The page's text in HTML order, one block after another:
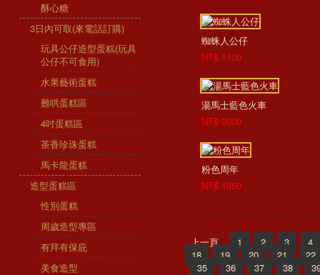
酥心糖
3日內可取(來電話訂購)
玩具公仔造型蛋糕(玩具
公仔不可食用)
水果藝術蛋糕
難哄蛋糕區
4吋蛋糕區
茶香珍珠蛋糕
馬卡龍蛋糕
造型蛋糕區
性別蛋糕
周歲造型專區
有拜有保庇
美食造型
蜘蛛人公仔
NT$ 1100
湯馬士藍色火車
NT$ 2000
粉色周年
NT$ 1650
上一頁 1 2 3
4
18
19 20 21
22
35
36 37 38